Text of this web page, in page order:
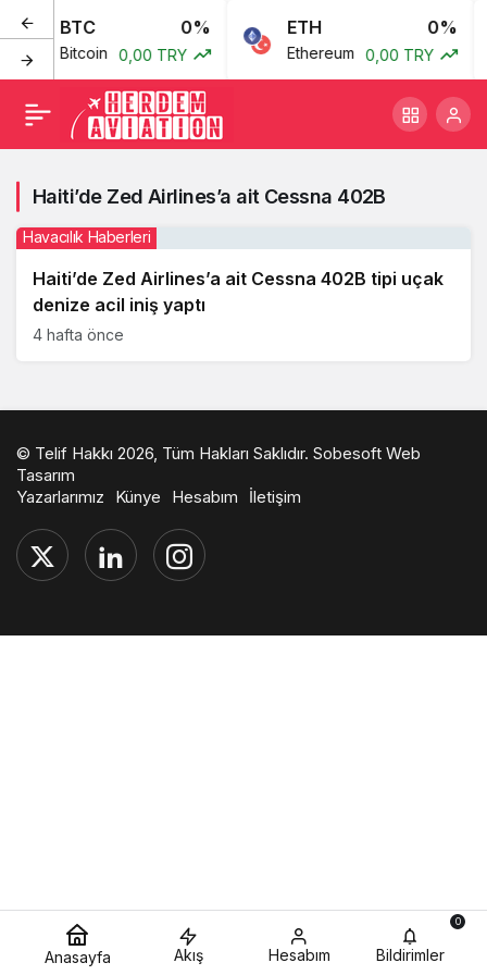
BTC 0%
Bitcoin 0,00 TRY
ETH 0%
Ethereum 0,00 TRY
Haiti’de Zed Airlines’a ait Cessna 402B
Haiti’de Zed Airlines’a ait Cessna 402B tipi uçak
denize acil iniş yaptı
Havacılık Haberleri
4 hafta önce
© Telif Hakkı 2026, Tüm Hakları Saklıdır. Sobesoft Web
Tasarım
Yazarlarımız
Künye Hesabım İletişim
Anasayfa Akış Hesabım Bildirimler
0